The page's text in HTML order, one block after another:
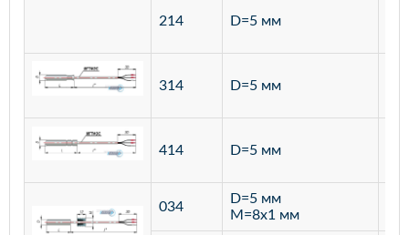
214 D=5 мм
314 D=5 мм
414 D=5 мм
034
D=5 мм
M=8х1 мм